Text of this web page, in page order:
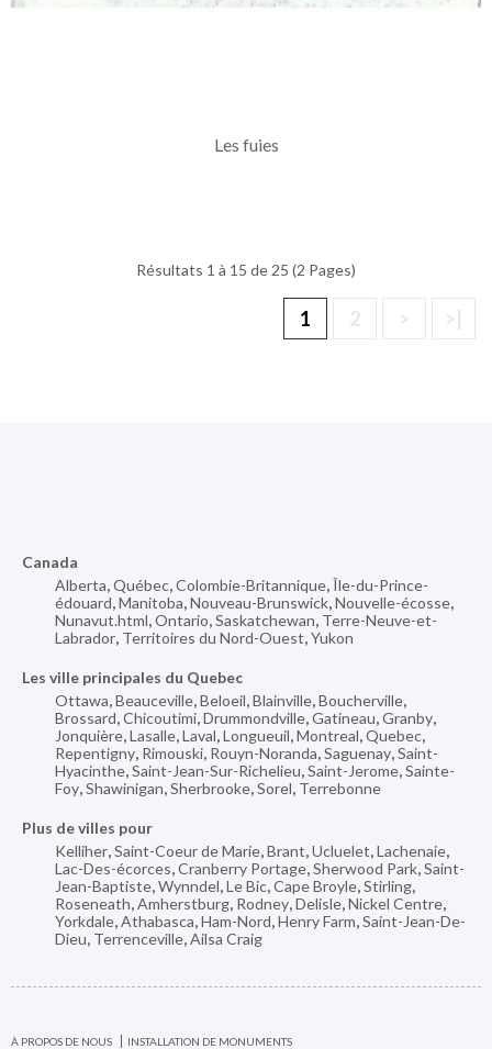
Les fuies
Résultats 1 à 15 de 25 (2 Pages)
1
Canada
Alberta,Québec,Colombie-Britannique,Île-du-Prince-
édouard,Manitoba,Nouveau-Brunswick,Nouvelle-écosse,
Nunavut.html,Ontario,Saskatchewan, Terre-Neuve-et-
Labrador, Territoires du Nord-Ouest,Yukon
Les ville principales du Quebec
Ottawa,Beauceville,Beloeil,Blainville,Boucherville,
Brossard,Chicoutimi,Drummondville,Gatineau,Granby,
Jonquière,Lasalle,Laval,Longueuil,Montreal,Quebec,
Repentigny, Rimouski, Rouyn-Noranda,Saguenay,Saint-
Hyacinthe,Saint-Jean-Sur-Richelieu,Saint-Jerome,Sainte-
Foy,Shawinigan,Sherbrooke,Sorel, Terrebonne
Plus de villes pour
Kelliher,Saint-Coeur de Marie,Brant,Ucluelet,Lachenaie,
Lac-Des-écorces,Cranberry Portage,Sherwood Park,Saint-
Jean-Baptiste,Wynndel,Le Bic,Cape Broyle,Stirling,
Roseneath,Amherstburg, Rodney,Delisle,Nickel Centre,
Yorkdale,Athabasca,Ham-Nord,Henry Farm,Saint-Jean-De-
Dieu, Terrenceville,Ailsa Craig
À PROPOS DE NOUS INSTALLATION DE MONUMENTS